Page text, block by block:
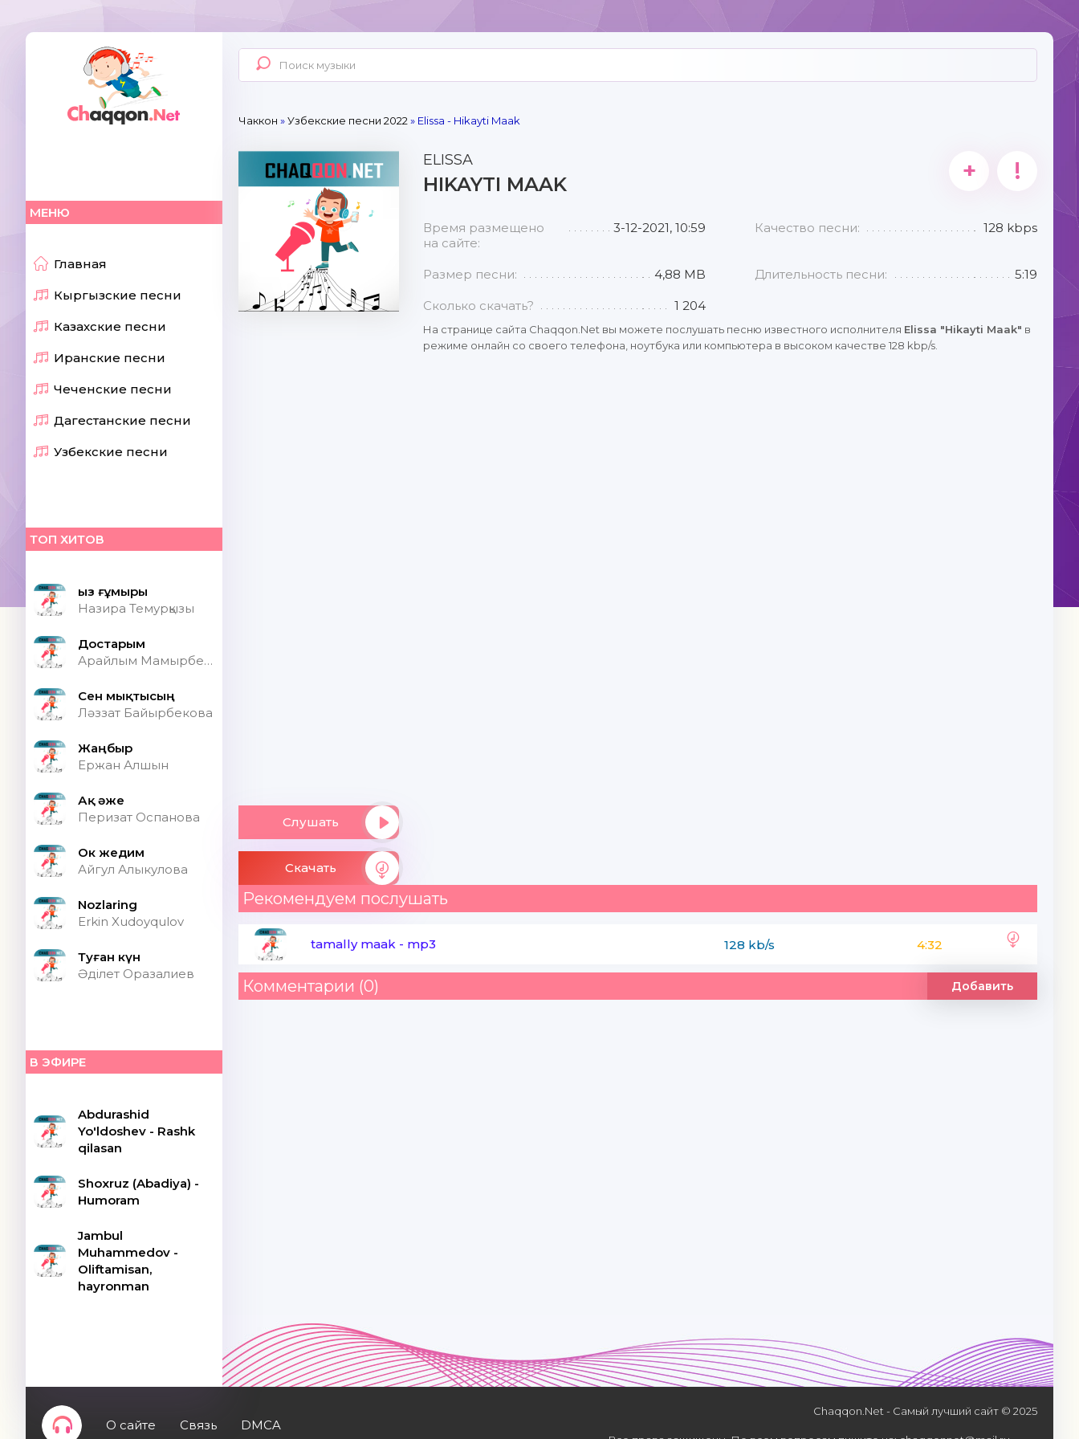
МЕНЮ
Главная
Кыргызские песни
Казахские песни
Иранские песни
Чеченские песни
Дагестанские песни
Узбекские песни
ТОП ХИТОВ
Қыз ғұмыры
Назира Темурқызы
Достарым
Арайлым Мамырбекқызы
Сен мықтысың
Ләззат Байырбекова
Жаңбыр
Ержан Алшын
Ақ әже
Перизат Оспанова
Ок жедим
Айгул Алыкулова
Nozlaring
Erkin Xudoyqulov
Туған күн
Әділет Оразалиев
В ЭФИРЕ
Abdurashid
Yo'ldoshev - Rashk
qilasan
Shoxruz (Abadiya) -
Humoram
Jambul
Muhammedov -
Oliftamisan,
hayronman
Чаккон »Узбекские песни 2022 » Elissa - Hikayti Maak
Слушать
Скачать
ELISSA
HIKAYTI MAAK + !
Время размещено
на сайте:
3-12-2021, 10:59 Качество песни: 128 kbps
Размер песни: 4,88 MB Длительность песни: 5:19
Сколько скачать? 1 204
На странице сайта Chaqqon.Net вы можете послушать песню известного исполнителя Elissa "Hikayti Maak" в
режиме онлайн со своего телефона, ноутбука или компьютера в высоком качестве 128 kbp/s.
Рекомендуем послушать
tamally maak - mp3 128 kb/s 4:32
Комментарии (0) Добавить
О сайте Связь DMCA
Chaqqon.Net - Самый лучший сайт © 2025